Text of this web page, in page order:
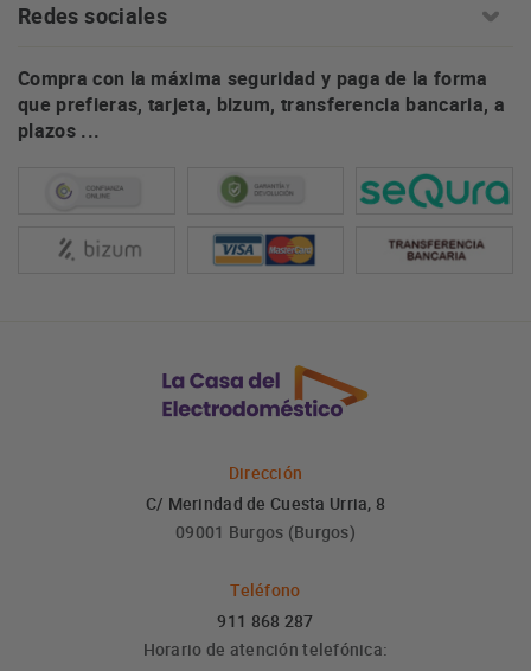
Redes sociales
Compra con la máxima seguridad y paga de la forma
que prefieras, tarjeta, bizum, transferencia bancaria, a
plazos ...
Dirección
C/ Merindad de Cuesta Urria, 8
09001 Burgos (Burgos)
Teléfono
911 868 287
Horario de atención telefónica: